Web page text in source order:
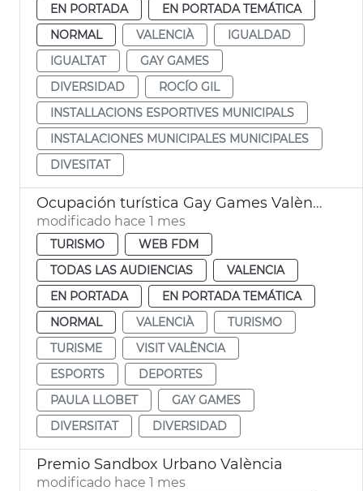
EN PORTADA
EN PORTADA TEMÁTICA
NORMAL
VALENCIÀ
IGUALDAD
IGUALTAT
GAY GAMES
DIVERSIDAD
ROCÍO GIL
INSTALLACIONS ESPORTIVES MUNICIPALS
INSTALACIONES MUNICIPALES MUNICIPALES
DIVESITAT
Ocupación turística Gay Games València 2026
modificado hace 1 mes
TURISMO
WEB FDM
TODAS LAS AUDIENCIAS
VALENCIA
EN PORTADA
EN PORTADA TEMÁTICA
NORMAL
VALENCIÀ
TURISMO
TURISME
VISIT VALÈNCIA
ESPORTS
DEPORTES
PAULA LLOBET
GAY GAMES
DIVERSITAT
DIVERSIDAD
Premio Sandbox Urbano València
modificado hace 1 mes